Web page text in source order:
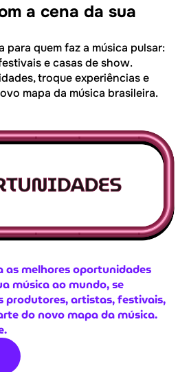
a cena da sua
para quem faz a música pulsar:
e casas de show.
troque experiências e
mapa da música brasileira.
as melhores oportunidades
música ao mundo, se
produtores, artistas, festivais,
do novo mapa da música.